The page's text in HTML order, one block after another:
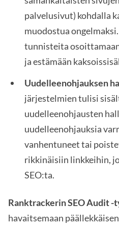
palvelusivut) kohdalla
muodostua
tunnisteita
ja estämään
Uudelleenohjauksen
järjestelmien tulisi
uudelleenohjausten
uudelleenohjauksia
vanhentuneet tai
rikkinäisiin linkkeihin,
SEO:ta.
Ranktrackerin SEO Audit -
havaitsemaan